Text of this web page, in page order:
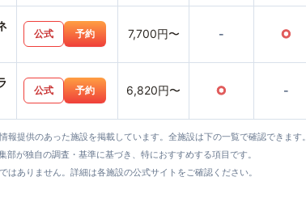
公式 予約 7,700円〜 - ○
公式 予約 6,820円〜 ○ -
報提供のあった施設を掲載しています。全施設は下の一覧で確認できます。
が独自の調査・基準に基づき、特におすすめする項目です。
はありません。詳細は各施設の公式サイトをご確認ください。